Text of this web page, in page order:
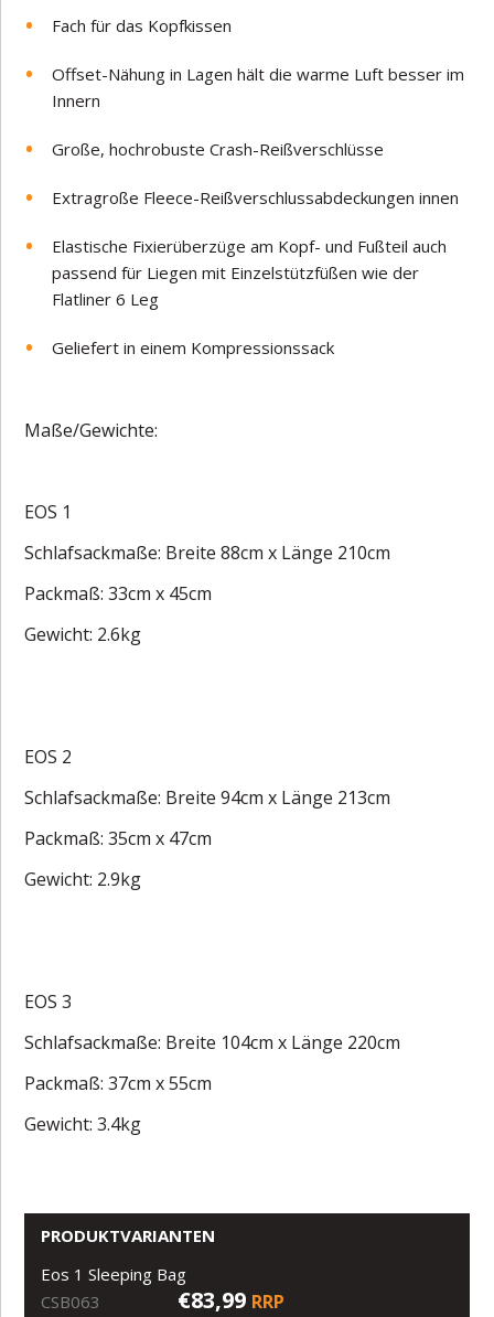
Fach für das Kopfkissen
Offset-Nähung in Lagen hält die warme Luft besser im
Innern
Große, hochrobuste Crash-Reißverschlüsse
Extragroße Fleece-Reißverschlussabdeckungen innen
Elastische Fixierüberzüge am Kopf- und Fußteil auch
passend für Liegen mit Einzelstützfüßen wie der
Flatliner 6 Leg
Geliefert in einem Kompressionssack
Maße/Gewichte:
EOS 1
Schlafsackmaße: Breite 88cm x Länge 210cm
Packmaß: 33cm x 45cm
Gewicht: 2.6kg
EOS 2
Schlafsackmaße: Breite 94cm x Länge 213cm
Packmaß: 35cm x 47cm
Gewicht: 2.9kg
EOS 3
Schlafsackmaße: Breite 104cm x Länge 220cm
Packmaß: 37cm x 55cm
Gewicht: 3.4kg
PRODUKTVARIANTEN
Eos 1 Sleeping Bag
CSB063
€83,99 RRP